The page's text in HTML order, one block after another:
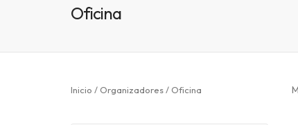
Oficina
Inicio / Organizadores/ Oficina